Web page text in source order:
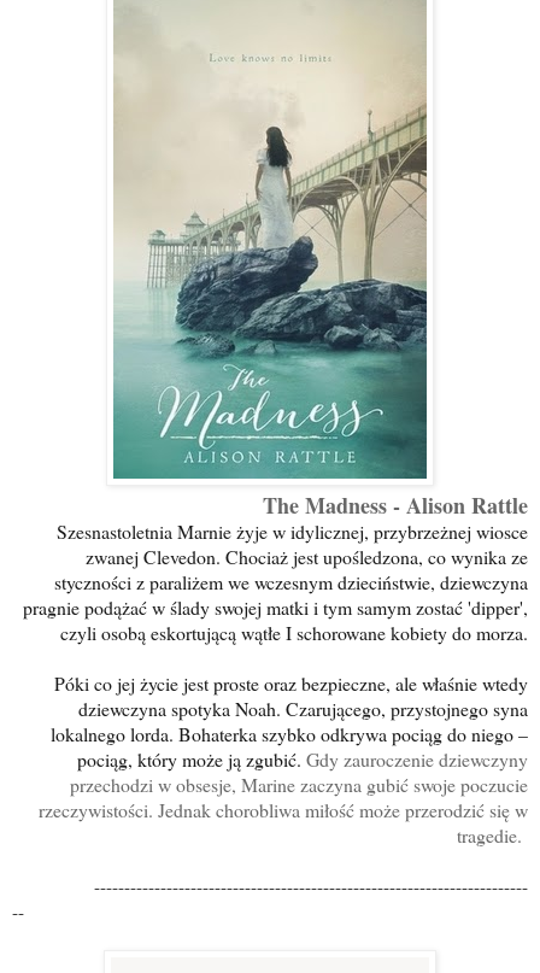
The Madness - Alison Rattle
Szesnastoletnia Marnie żyje w idylicznej, przybrzeżnej wiosce
zwanej Clevedon. Chociaż jest upośledzona, co wynika ze
styczności z paraliżem we wczesnym dzieciństwie, dziewczyna
pragnie podążać w ślady swojej matki i tym samym zostać 'dipper',
czyli osobą eskortującą wątłe I schorowane kobiety do morza.
Póki co jej życie jest proste oraz bezpieczne, ale właśnie wtedy
dziewczyna spotyka Noah. Czarującego, przystojnego syna
lokalnego lorda. Bohaterka szybko odkrywa pociąg do niego –
pociąg, który może ją zgubić. Gdy zauroczenie dziewczyny
przechodzi w obsesje, Marine zaczyna gubić swoje poczucie
rzeczywistości. Jednak chorobliwa miłość może przerodzić się w
tragedie.
------------------------------------------------------------------------
--